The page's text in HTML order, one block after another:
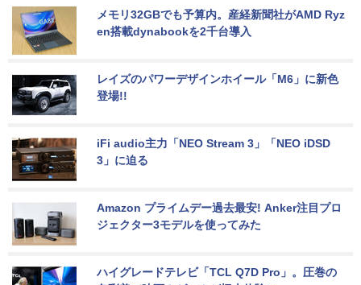
メモリ32GBでも予算内。産経新聞社がAMD Ryz
en搭載dynabookを2千台導入
レイズのパワーデザインホイール「M6」に新色
登場!!
iFi audio主力「NEO Stream 3」「NEO iDSD
3」に迫る
Amazon プライムデー過去最安! Anker注目プロ
ジェクター3モデルを使ってみた
ハイグレードテレビ「TCL Q7D Pro」。圧巻の